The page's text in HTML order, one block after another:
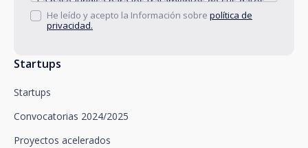
Startups
Startups
Convocatorias 2024/2025
Proyectos acelerados
personales descritos se encuentra en la propia
gestión y desarrollo de la relación jurídica existente
Santalucía le informa que puede ejercitar sus
oposición, limitación del tratamiento y portabilidad,
así como oponerse al tratamiento de sus datos con
fines promocionales, dirigiéndose a santalucía,
mediante un escrito, que deberá remitir a Plaza de
He leído y acepto la Información sobre política de
privacidad.